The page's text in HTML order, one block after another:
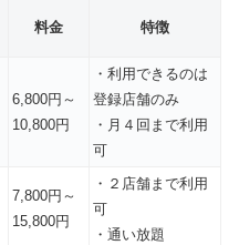
料金 特徴
6,800円～
10,800円
・利用できるのは
登録店舗のみ
・月４回まで利用
可
7,800円～
15,800円
・２店舗まで利用
可
・通い放題